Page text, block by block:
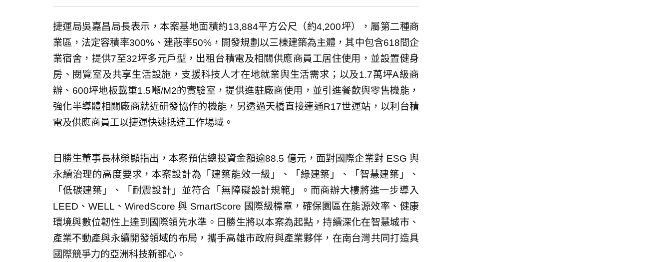
捷運局吳嘉昌局長表示，本案基地面積約13,884平方公尺（約4,200坪），屬第二種商
業區，法定容積率300%、建蔽率50%，開發規劃以三棟建築為主體，其中包含618間企
業宿舍，提供7至32坪多元戶型，出租台積電及相關供應商員工居住使用，並設置健身
房、閱覽室及共享生活設施，支援科技人才在地就業與生活需求；以及1.7萬坪A級商
辦、600坪地板載重1.5噸/M2的實驗室，提供進駐廠商使用，並引進餐飲與零售機能，
強化半導體相關廠商就近研發協作的機能，另透過天橋直接連通R17世運站，以利台積
電及供應商員工以捷運快速抵達工作場域。
日勝生董事長林榮顯指出，本案預估總投資金額逾88.5 億元，面對國際企業對 ESG 與
永續治理的高度要求，本案設計為「建築能效一級」、「綠建築」、「智慧建築」、
「低碳建築」、「耐震設計」並符合「無障礙設計規範」。而商辦大樓將進一步導入
LEED、WELL、WiredScore 與 SmartScore 國際級標章，確保園區在能源效率、健康
環境與數位韌性上達到國際領先水準。日勝生將以本案為起點，持續深化在智慧城市、
產業不動產與永續開發領域的布局，攜手高雄市政府與產業夥伴，在南台灣共同打造具
國際競爭力的亞洲科技新都心。